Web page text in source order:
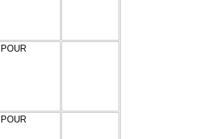
POUR
POUR